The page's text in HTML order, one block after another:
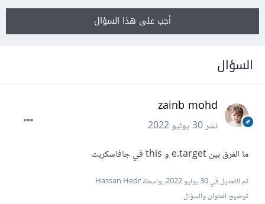
أجب على هذا السؤال
السؤال
zainb mohd
نشر30 يوليو 2022
ما الفرق بين e.target و this في جافاسكربت
تم التعديل في30 يوليو 2022
بواسطة Hassan Hedr
توضيح العنوان والسؤال